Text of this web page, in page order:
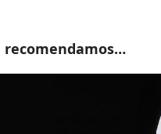
recomendamos…